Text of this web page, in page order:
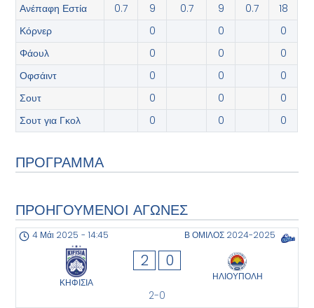
Ανέπαφη Εστία
0.7 9 0.7 9 0.7
18
Κόρνερ
0 0
0
Φάουλ
0 0
0
Οφσάιντ
0 0
0
Σουτ
0 0
0
Σουτ για Γκολ
0 0 0
ΠΡΟΓΡΑΜΜΑ
ΠΡΟΗΓΟΥΜΕΝΟΙ ΑΓΩΝΕΣ
Β ΟΜΙΛΟΣ 2024-2025
4 Μάι 2025 - 14:45
ΚΗΦΙΣΙΑ
2 0
ΗΛΙΟΥΠΟΛΗ
2-0